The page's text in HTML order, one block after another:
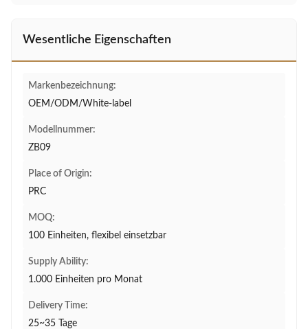
Wesentliche Eigenschaften
Markenbezeichnung:
OEM/ODM/White-label
Modellnummer:
ZB09
Place of Origin:
PRC
MOQ:
100 Einheiten, flexibel einsetzbar
Supply Ability:
1.000 Einheiten pro Monat
Delivery Time:
25~35 Tage